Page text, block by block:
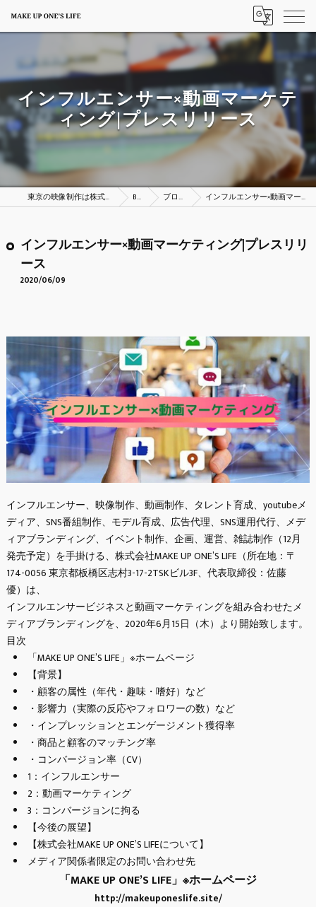
インフルエンサー×動画マーケテ
ィング|プレスリリース
東京の映像制作は株式会社MAKE UP ONE’S LIFE BLOG ブログ一覧 インフルエンサー×動画マーケティング|プレスリリース
インフルエンサー×動画マーケティング|プレスリリ
ース
2020/06/09
インフルエンサー、映像制作、動画制作、タレント育成、youtubeメ
ディア、SNS番組制作、モデル育成、広告代理、SNS運用代行、メデ
ィアブランディング、イベント制作、企画、運営、雑誌制作（12月
発売予定）を手掛ける、株式会社MAKE UP ONE’S LIFE（所在地：〒
174-0056 東京都板橋区志村3-17-2TSKビル3F、代表取締役：佐藤
優）は、
インフルエンサービジネスと動画マーケティングを組み合わせたメ
ディアブランディングを、2020年6月15日（木）より開始致します。
目次
「MAKE UP ONE’S LIFE」※ホームページ
【背景】
・顧客の属性（年代・趣味・嗜好）など
・影響力（実際の反応やフォロワーの数）など
・インプレッションとエンゲージメント獲得率
・商品と顧客のマッチング率
・コンバージョン率（CV）
1：インフルエンサー
2：動画マーケティング
3：コンバージョンに拘る
【今後の展望】
【株式会社MAKE UP ONE’S LIFEについて】
メディア関係者限定のお問い合わせ先
「MAKE UP ONE’S LIFE」※ホームページ
http://makeuponeslife.site/